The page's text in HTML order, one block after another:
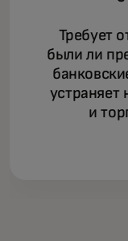
Требует
были ли
устраняет
и